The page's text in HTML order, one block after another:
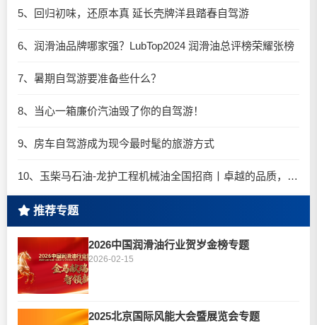
5、回归初味，还原本真 延长壳牌洋县踏春自驾游
6、润滑油品牌哪家强？LubTop2024 润滑油总评榜荣耀张榜
7、暑期自驾游要准备些什么？
8、当心一箱廉价汽油毁了你的自驾游！
9、房车自驾游成为现今最时髦的旅游方式
10、玉柴马石油-龙护工程机械油全国招商丨卓越的品质，专业的品牌！
推荐专题
2026中国润滑油行业贺岁金榜专题
2026-02-15
2025北京国际风能大会暨展览会专题